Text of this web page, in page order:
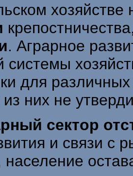
хозяйстве
. Аграрное
для
них не
сектор
и связи с
население